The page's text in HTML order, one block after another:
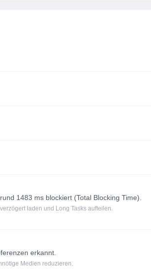
1483 ms blockiert (Total Blocking Time).
laden und Long Tasks aufteilen.
erkannt.
Medien reduzieren.